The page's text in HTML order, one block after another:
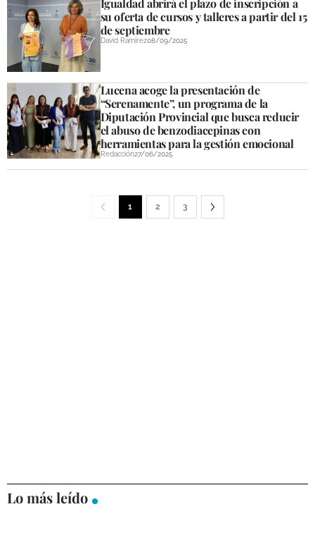
su oferta de cursos y talleres a partir del 15
de septiembre
David Ramírez08/09/2025
Lucena acoge la presentación de
“Serenamente”, un programa de la
Diputación Provincial que busca reducir
el abuso de benzodiacepinas con
herramientas para la gestión emocional
Redacción27/06/2025
1 2 3
Lo más leído